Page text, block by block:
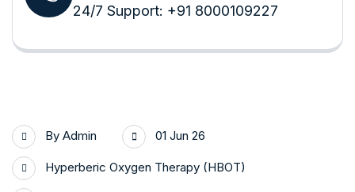
24/7 Support: +91 8000109227
By Admin 01 Jun 26
Hyperberic Oxygen Therapy (HBOT)